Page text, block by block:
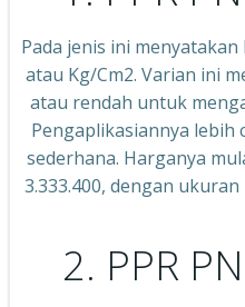
Pada jenis ini
atau Kg/Cm2. Varian ini
atau rendah untuk
Pengaplikasiannya lebih
sederhana. Harganya
3.333.400, dengan ukuran
2. PPR